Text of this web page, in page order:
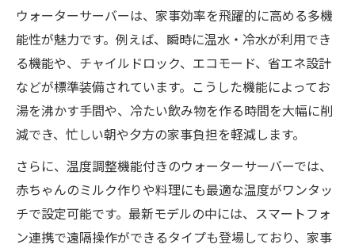
ウォーターサーバー選びで無駄を省く
ウォーターサーバーの維持費とコスパの真
実
AURAの機能比較で見える新しい選び方
AURAウォーターサーバー機能を徹底比較
AURAサイズや使い方の違いを分かりやすく
紹介
口コミで比較するAURAウォーターサーバー
の魅力
ウォーターサーバーは、家事効率を飛躍的に高める多機
能性が魅力です。例えば、瞬時に温水・冷水が利用でき
る機能や、チャイルドロック、エコモード、省エネ設計
などが標準装備されています。こうした機能によってお
湯を沸かす手間や、冷たい飲み物を作る時間を大幅に削
減でき、忙しい朝や夕方の家事負担を軽減します。
さらに、温度調整機能付きのウォーターサーバーでは、
赤ちゃんのミルク作りや料理にも最適な温度がワンタッ
チで設定可能です。最新モデルの中には、スマートフォ
ン連携で遠隔操作ができるタイプも登場しており、家事